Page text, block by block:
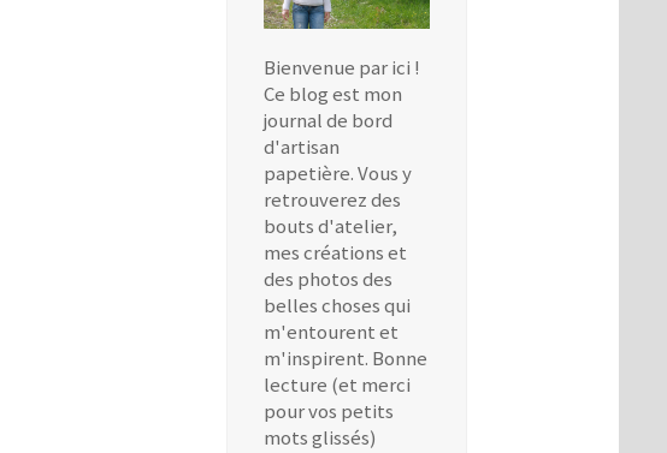
Bienvenue par ici !
Ce blog est mon
journal de bord
d'artisan
papetière. Vous y
retrouverez des
bouts d'atelier,
mes créations et
des photos des
belles choses qui
m'entourent et
m'inspirent. Bonne
lecture (et merci
pour vos petits
mots glissés)